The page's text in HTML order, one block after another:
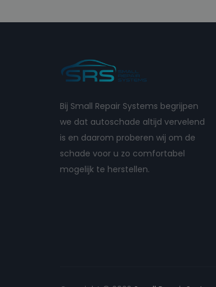
Bij Small Repair Systems begrijpen
we dat autoschade altijd vervelend
is en daarom proberen wij om de
schade voor u zo comfortabel
mogelijk te herstellen.